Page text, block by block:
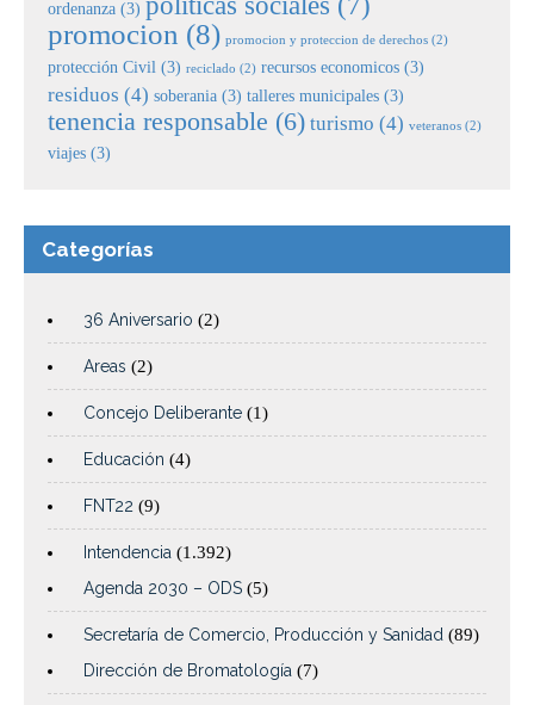
ordenanza (3)
promocion (8) promocion y proteccion de derechos (2)
protección Civil (3) reciclado (2) recursos economicos (3)
residuos (4) soberania (3) talleres municipales (3)
tenencia responsable (6) turismo (4) veteranos (2)
viajes (3)
Categorías
36 Aniversario (2)
Areas (2)
Concejo Deliberante (1)
Educación (4)
FNT22 (9)
Intendencia (1.392)
Agenda 2030 – ODS (5)
Secretaría de Comercio, Producción y Sanidad (89)
Dirección de Bromatología (7)